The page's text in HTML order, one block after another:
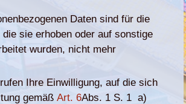
Daten sind für die
sie erhoben oder auf sonstige
wurden, nicht mehr
Ihre Einwilligung, auf die sich
gemäßArt. 6Abs. 1 S. 1 a)